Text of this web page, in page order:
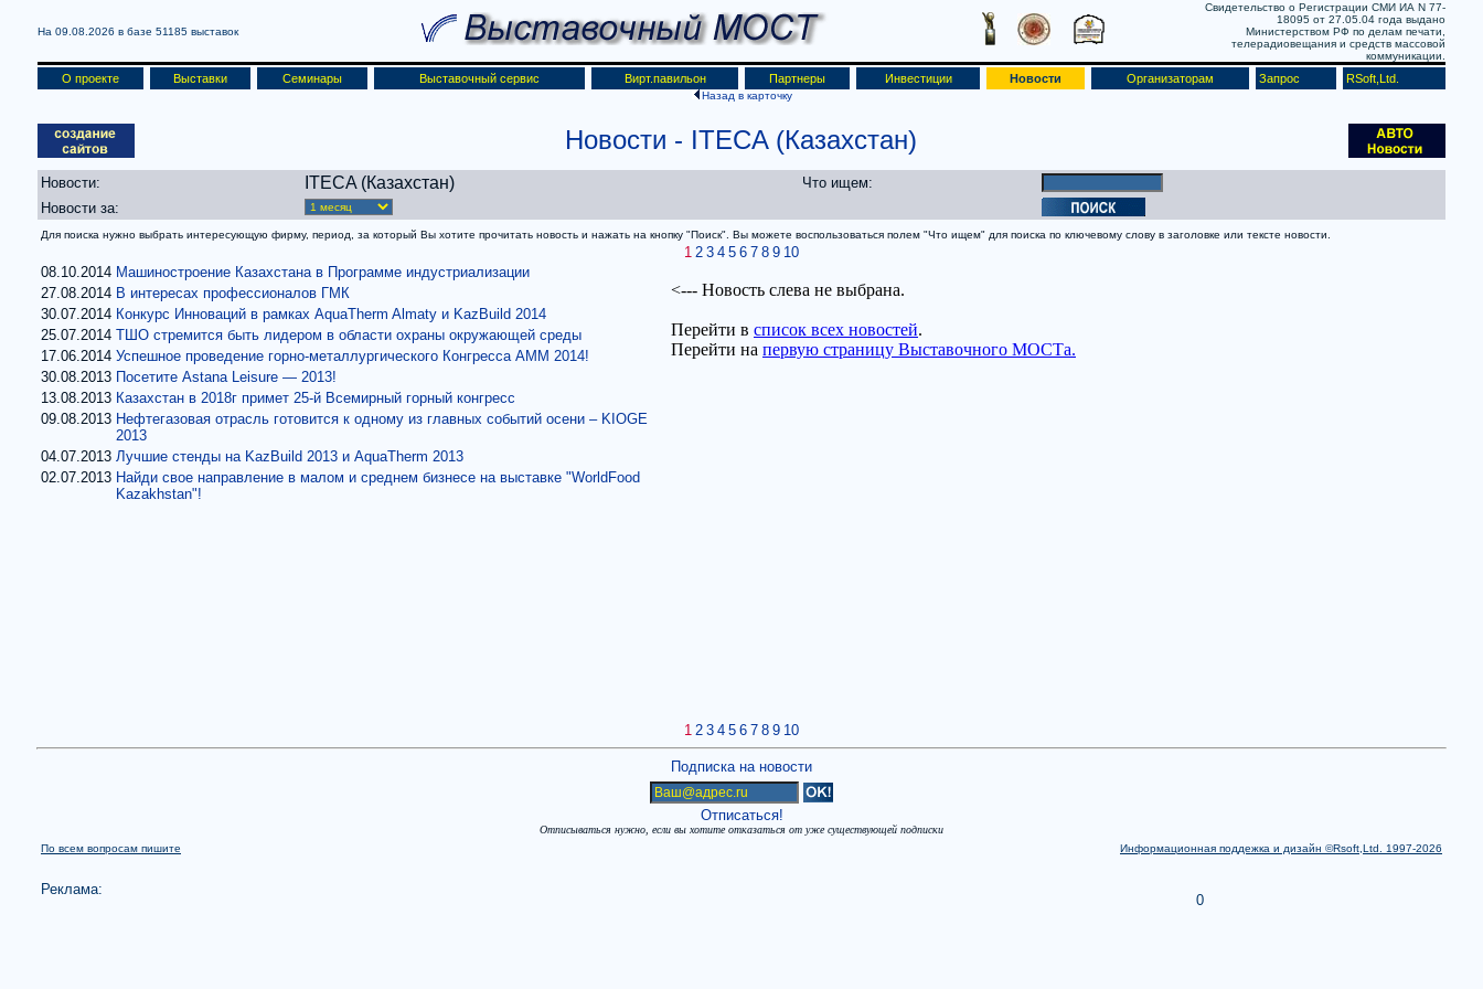
На 09.08.2026 в базе 51185 выставок
Свидетельство о Регистрации СМИ ИА N 77-
18095 от 27.05.04 года выдано
Министерством РФ по делам печати,
телерадиовещания и средств массовой
коммуникации.
О проекте Выставки Семинары Выставочный сервис Вирт.павильон Партнеры Инвестиции Новости Организаторам Запрос RSoft,Ltd.
Назад в карточку
Новости - ITECA (Казахстан)
Новости: ITECA (Казахстан)
Что ищем:
Новости за:
Для поиска нужно выбрать интересующую фирму, период, за который Вы хотите прочитать новость и нажать на кнопку "Поиск". Вы можете воспользоваться полем "Что ищем" для поиска по ключевому слову в заголовке или тексте новости.
1 2 3 4 5 6 7 8 9 10
08.10.2014 Машиностроение Казахстана в Программе индустриализации
27.08.2014 В интересах профессионалов ГМК
30.07.2014 Конкурс Инноваций в рамках AquaTherm Almaty и KazBuild 2014
25.07.2014 ТШО стремится быть лидером в области охраны окружающей среды
17.06.2014 Успешное проведение горно-металлургического Конгресса АММ 2014!
30.08.2013 Посетите Astana Leisure — 2013!
13.08.2013 Казахстан в 2018г примет 25-й Всемирный горный конгресс
09.08.2013 Нефтегазовая отрасль готовится к одному из главных событий осени – KIOGE
2013
04.07.2013 Лучшие стенды на KazBuild 2013 и AquaTherm 2013
02.07.2013 Найди свое направление в малом и среднем бизнесе на выставке "WorldFood
Kazakhstan"!
1 2 3 4 5 6 7 8 9 10
Подписка на новости
Отписаться!
Отписываться нужно, если вы хотите отказаться от уже существующей подписки
По всем вопросам пишите
Информационная поддежка и дизайн ©Rsoft,Ltd. 1997-2026
Реклама:
0